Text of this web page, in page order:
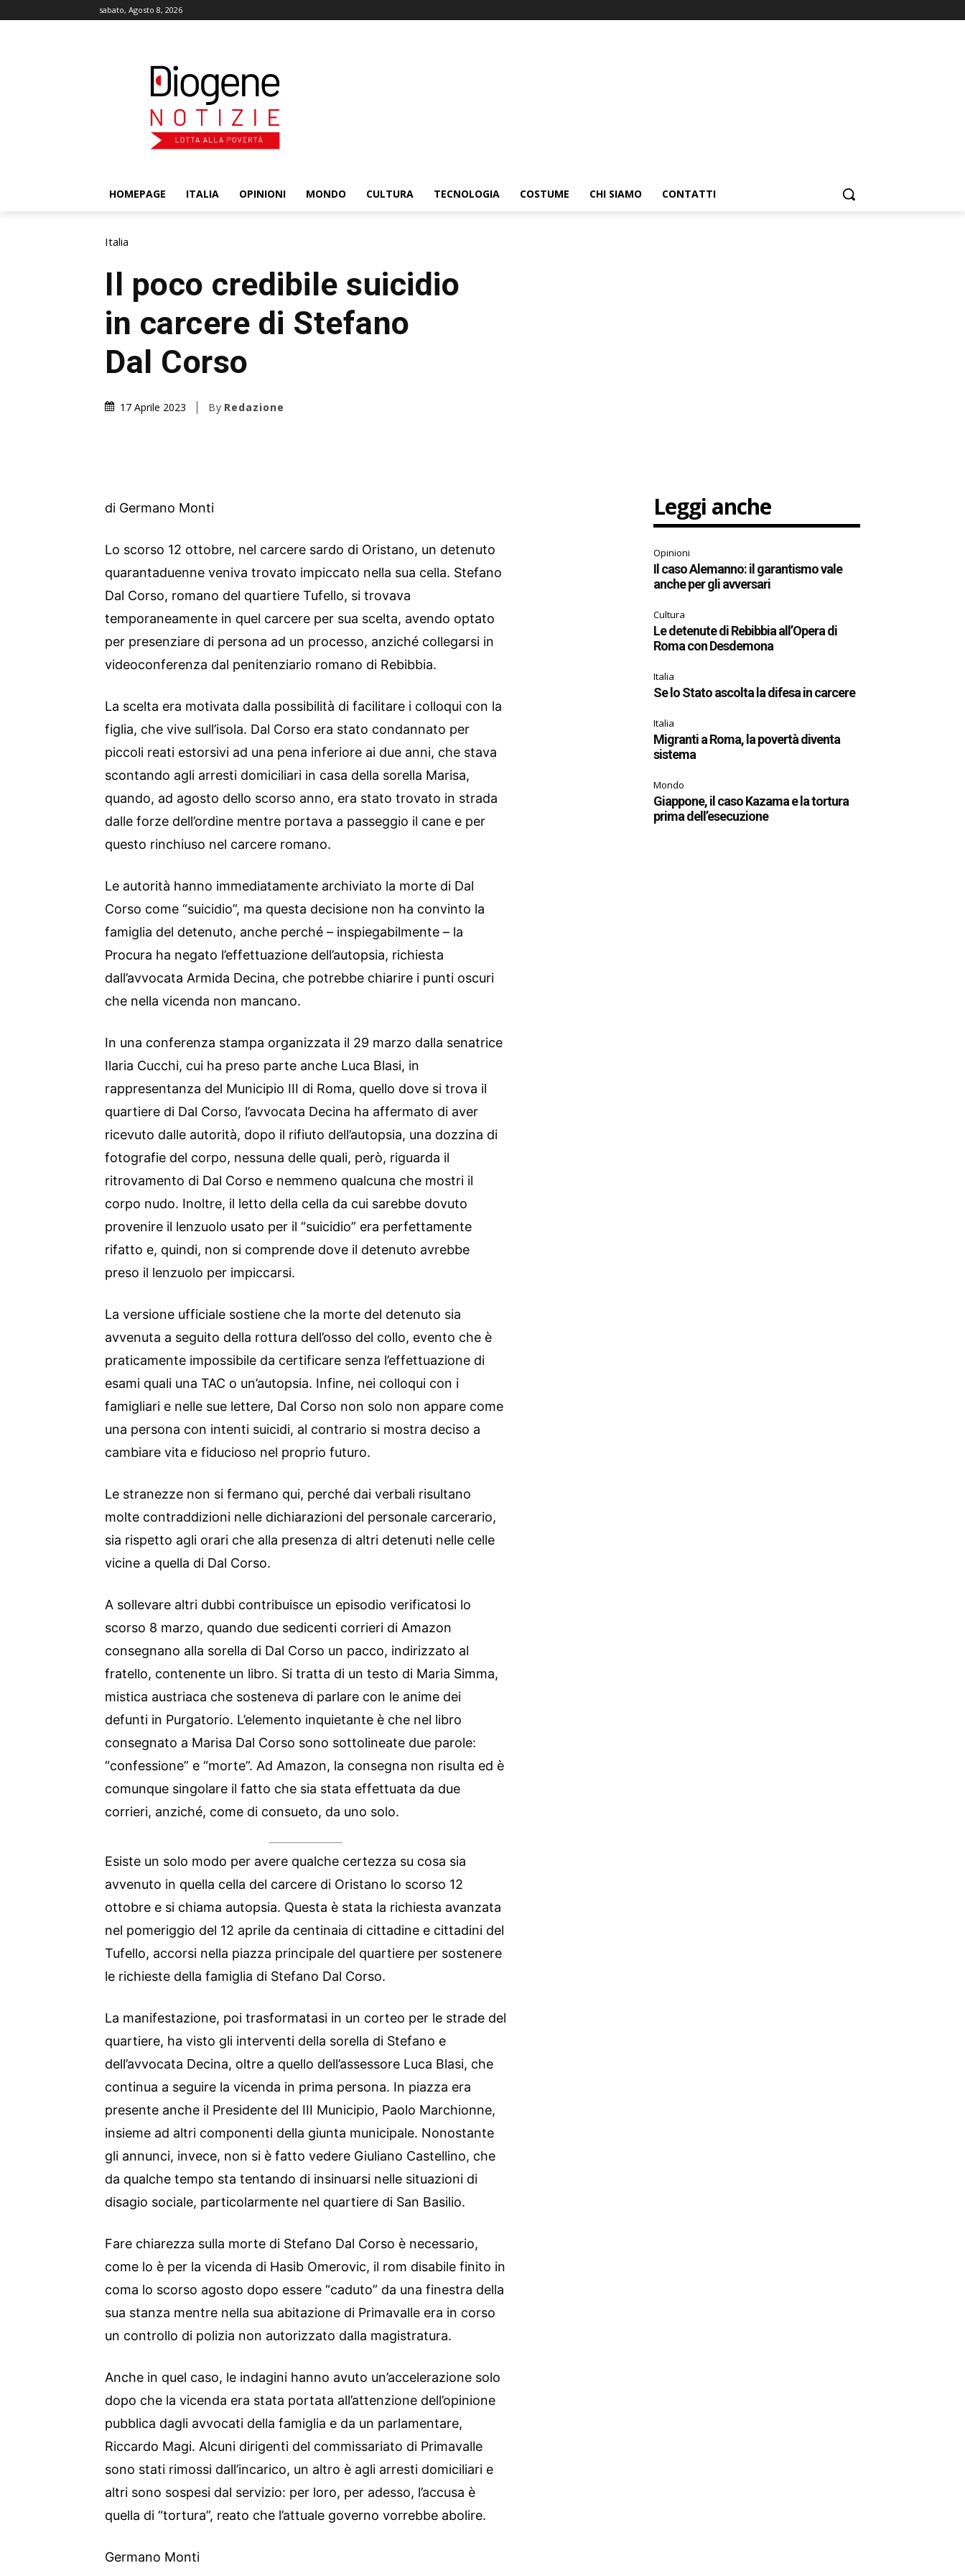
sabato, Agosto 8, 2026
HOMEPAGE ITALIA OPINIONI MONDO CULTURA TECNOLOGIA COSTUME CHI SIAMO CONTATTI
Italia
Il poco credibile suicidio
in carcere di Stefano
Dal Corso
17 Aprile 2023 By Redazione
di Germano Monti
Lo scorso 12 ottobre, nel carcere sardo di Oristano, un detenuto
quarantaduenne veniva trovato impiccato nella sua cella. Stefano
Dal Corso, romano del quartiere Tufello, si trovava
temporaneamente in quel carcere per sua scelta, avendo optato
per presenziare di persona ad un processo, anziché collegarsi in
videoconferenza dal penitenziario romano di Rebibbia.
La scelta era motivata dalla possibilità di facilitare i colloqui con la
figlia, che vive sull’isola. Dal Corso era stato condannato per
piccoli reati estorsivi ad una pena inferiore ai due anni, che stava
scontando agli arresti domiciliari in casa della sorella Marisa,
quando, ad agosto dello scorso anno, era stato trovato in strada
dalle forze dell’ordine mentre portava a passeggio il cane e per
questo rinchiuso nel carcere romano.
Le autorità hanno immediatamente archiviato la morte di Dal
Corso come “suicidio”, ma questa decisione non ha convinto la
famiglia del detenuto, anche perché – inspiegabilmente – la
Procura ha negato l’effettuazione dell’autopsia, richiesta
dall’avvocata Armida Decina, che potrebbe chiarire i punti oscuri
che nella vicenda non mancano.
In una conferenza stampa organizzata il 29 marzo dalla senatrice
Ilaria Cucchi, cui ha preso parte anche Luca Blasi, in
rappresentanza del Municipio III di Roma, quello dove si trova il
quartiere di Dal Corso, l’avvocata Decina ha affermato di aver
ricevuto dalle autorità, dopo il rifiuto dell’autopsia, una dozzina di
fotografie del corpo, nessuna delle quali, però, riguarda il
ritrovamento di Dal Corso e nemmeno qualcuna che mostri il
corpo nudo. Inoltre, il letto della cella da cui sarebbe dovuto
provenire il lenzuolo usato per il “suicidio” era perfettamente
rifatto e, quindi, non si comprende dove il detenuto avrebbe
preso il lenzuolo per impiccarsi.
La versione ufficiale sostiene che la morte del detenuto sia
avvenuta a seguito della rottura dell’osso del collo, evento che è
praticamente impossibile da certificare senza l’effettuazione di
esami quali una TAC o un’autopsia. Infine, nei colloqui con i
famigliari e nelle sue lettere, Dal Corso non solo non appare come
una persona con intenti suicidi, al contrario si mostra deciso a
cambiare vita e fiducioso nel proprio futuro.
Le stranezze non si fermano qui, perché dai verbali risultano
molte contraddizioni nelle dichiarazioni del personale carcerario,
sia rispetto agli orari che alla presenza di altri detenuti nelle celle
vicine a quella di Dal Corso.
A sollevare altri dubbi contribuisce un episodio verificatosi lo
scorso 8 marzo, quando due sedicenti corrieri di Amazon
consegnano alla sorella di Dal Corso un pacco, indirizzato al
fratello, contenente un libro. Si tratta di un testo di Maria Simma,
mistica austriaca che sosteneva di parlare con le anime dei
defunti in Purgatorio. L’elemento inquietante è che nel libro
consegnato a Marisa Dal Corso sono sottolineate due parole:
“confessione” e “morte”. Ad Amazon, la consegna non risulta ed è
comunque singolare il fatto che sia stata effettuata da due
corrieri, anziché, come di consueto, da uno solo.
Esiste un solo modo per avere qualche certezza su cosa sia
avvenuto in quella cella del carcere di Oristano lo scorso 12
ottobre e si chiama autopsia. Questa è stata la richiesta avanzata
nel pomeriggio del 12 aprile da centinaia di cittadine e cittadini del
Tufello, accorsi nella piazza principale del quartiere per sostenere
le richieste della famiglia di Stefano Dal Corso.
La manifestazione, poi trasformatasi in un corteo per le strade del
quartiere, ha visto gli interventi della sorella di Stefano e
dell’avvocata Decina, oltre a quello dell’assessore Luca Blasi, che
continua a seguire la vicenda in prima persona. In piazza era
presente anche il Presidente del III Municipio, Paolo Marchionne,
insieme ad altri componenti della giunta municipale. Nonostante
gli annunci, invece, non si è fatto vedere Giuliano Castellino, che
da qualche tempo sta tentando di insinuarsi nelle situazioni di
disagio sociale, particolarmente nel quartiere di San Basilio.
Fare chiarezza sulla morte di Stefano Dal Corso è necessario,
come lo è per la vicenda di Hasib Omerovic, il rom disabile finito in
coma lo scorso agosto dopo essere “caduto” da una finestra della
sua stanza mentre nella sua abitazione di Primavalle era in corso
un controllo di polizia non autorizzato dalla magistratura.
Anche in quel caso, le indagini hanno avuto un’accelerazione solo
dopo che la vicenda era stata portata all’attenzione dell’opinione
pubblica dagli avvocati della famiglia e da un parlamentare,
Riccardo Magi. Alcuni dirigenti del commissariato di Primavalle
sono stati rimossi dall’incarico, un altro è agli arresti domiciliari e
altri sono sospesi dal servizio: per loro, per adesso, l’accusa è
quella di “tortura”, reato che l’attuale governo vorrebbe abolire.
Germano Monti
Leggi anche
Opinioni
Il caso Alemanno: il garantismo vale
anche per gli avversari
Cultura
Le detenute di Rebibbia all’Opera di
Roma con Desdemona
Italia
Se lo Stato ascolta la difesa in carcere
Italia
Migranti a Roma, la povertà diventa
sistema
Mondo
Giappone, il caso Kazama e la tortura
prima dell’esecuzione